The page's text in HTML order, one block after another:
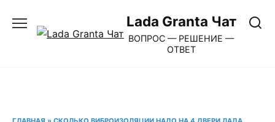
содержанию
Lada Granta Чат
ВОПРОС — РЕШЕНИЕ —
ОТВЕТ